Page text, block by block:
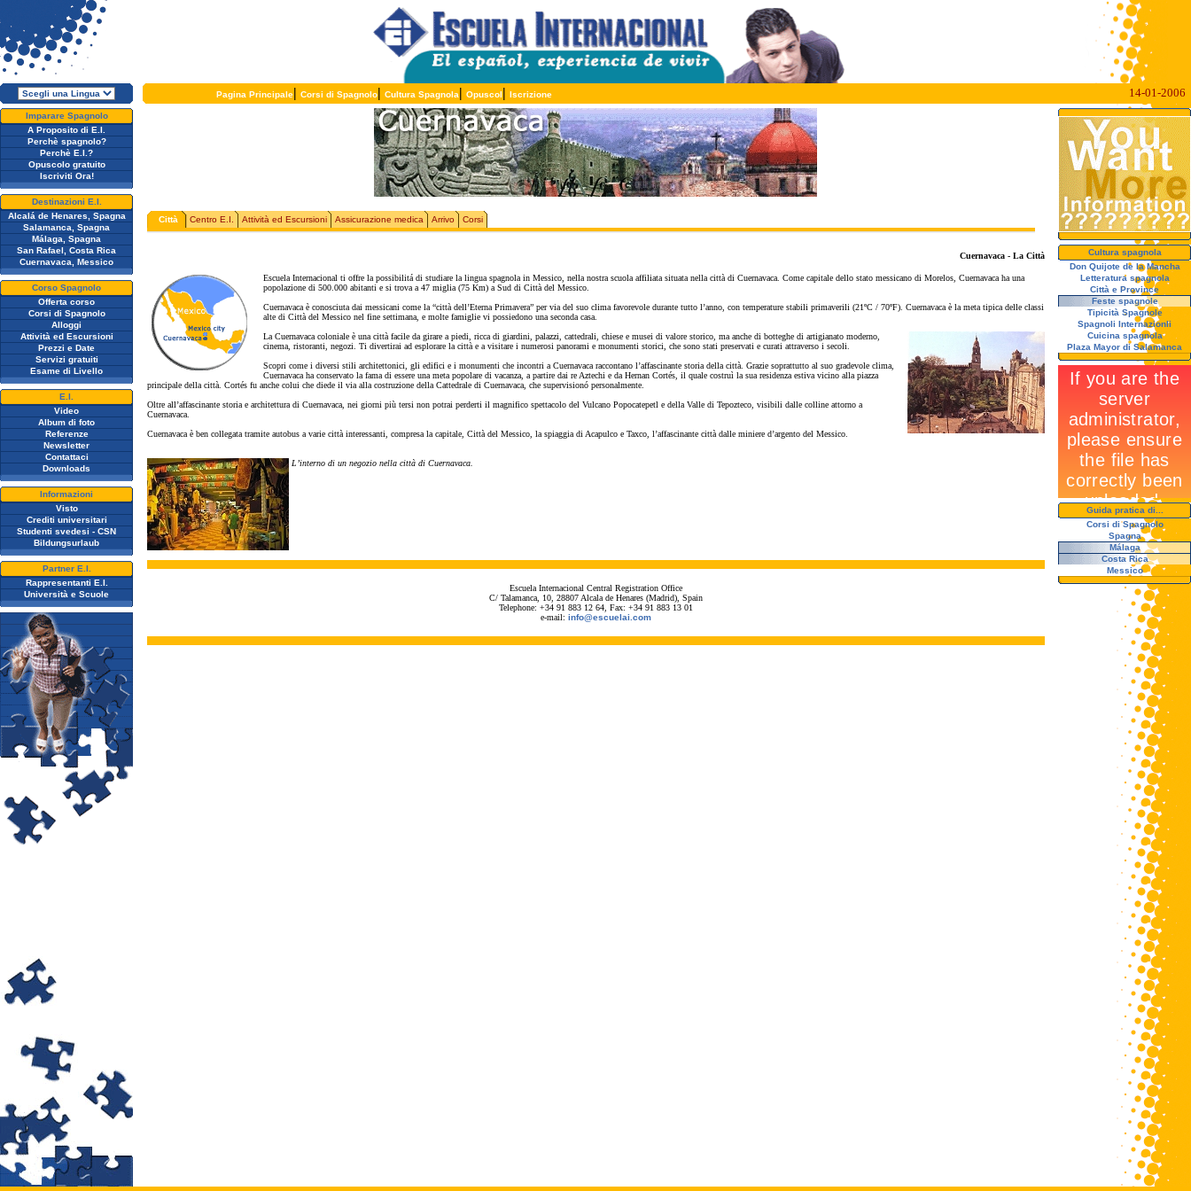
Pagina Principale| Corsi di Spagnolo| Cultura Spagnola| Opuscol| Iscrizione 14-01-2006
Imparare Spagnolo
A Proposito di E.I.
Perchè spagnolo?
Perchè E.I.?
Opuscolo gratuito
Iscriviti Ora!
Destinazioni E.I.
Alcalá de Henares, Spagna
Salamanca, Spagna
Málaga, Spagna
San Rafael, Costa Rica
Cuernavaca, Messico
Corso Spagnolo
Offerta corso
Corsi di Spagnolo
Alloggi
Attività ed Escursioni
Prezzi e Date
Servizi gratuiti
Esame di Livello
E.I.
Video
Album di foto
Referenze
Newsletter
Contattaci
Downloads
Informazioni
Visto
Crediti universitari
Studenti svedesi - CSN
Bildungsurlaub
Partner E.I.
Rappresentanti E.I.
Università e Scuole
Città Centro E.I. Attività ed Escursioni Assicurazione medica Arrivo Corsi
Cuernavaca - La Città
Escuela Internacional ti offre la possibilitá di studiare la lingua spagnola in Messico, nella nostra scuola affiliata situata nella città di Cuernavaca. Come capitale dello stato messicano di Morelos, Cuernavaca ha una
popolazione di 500.000 abitanti e si trova a 47 miglia (75 Km) a Sud di Città del Messico.
Cuernavaca è conosciuta dai messicani come la “città dell’Eterna Primavera” per via del suo clima favorevole durante tutto l’anno, con temperature stabili primaverili (21ºC / 70ºF). Cuernavaca è la meta tipica delle classi
alte di Città del Messico nel fine settimana, e molte famiglie vi possiedono una seconda casa.
La Cuernavaca coloniale è una città facile da girare a piedi, ricca di giardini, palazzi, cattedrali, chiese e musei di valore storico, ma anche di botteghe di artigianato moderno,
cinema, ristoranti, negozi. Ti divertirai ad esplorare la città e a visitare i numerosi panorami e monumenti storici, che sono stati preservati e curati attraverso i secoli.
Scopri come i diversi stili architettonici, gli edifici e i monumenti che incontri a Cuernavaca raccontano l’affascinante storia della città. Grazie soprattutto al suo gradevole clima,
Cuernavaca ha conservato la fama di essere una meta popolare di vacanza, a partire dai re Aztechi e da Hernan Cortés, il quale costruì la sua residenza estiva vicino alla piazza
principale della città. Cortés fu anche colui che diede il via alla costruzione della Cattedrale di Cuernavaca, che supervisionó personalmente.
Oltre all’affascinante storia e architettura di Cuernavaca, nei giorni più tersi non potrai perderti il magnifico spettacolo del Vulcano Popocatepetl e della Valle di Tepozteco, visibili dalle colline attorno a
Cuernavaca.
Cuernavaca è ben collegata tramite autobus a varie città interessanti, compresa la capitale, Città del Messico, la spiaggia di Acapulco e Taxco, l’affascinante città dalle miniere d’argento del Messico.
L’interno di un negozio nella città di Cuernavaca.
Escuela Internacional Central Registration Office
C/ Talamanca, 10, 28807 Alcala de Henares (Madrid), Spain
Telephone: +34 91 883 12 64, Fax: +34 91 883 13 01
e-mail: info@escuelai.com
Cultura spagnola
Don Quijote de la Mancha
Letteratura spagnola
Città e Province
Feste spagnole
Tipicità Spagnole
Spagnoli Internazionli
Cuicina spagnola
Plaza Mayor di Salamanca
Guida pratica di...
Corsi di Spagnolo
Spagna
Málaga
Costa Rica
Messico